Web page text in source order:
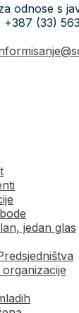
odnose s
+387 (33)
jedan glas